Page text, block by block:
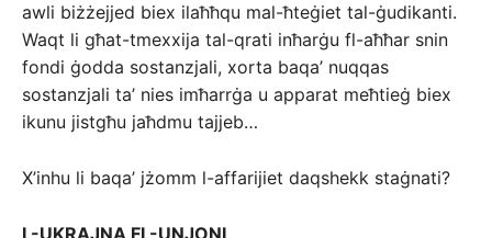
awli biżżejjed biex ilaħħqu mal-ħteġiet tal-ġudikanti.
Waqt li għat-tmexxija tal-qrati inħarġu fl-aħħar snin
fondi ġodda sostanzjali, xorta baqa’ nuqqas
sostanzjali ta’ nies imħarrġa u apparat meħtieġ biex
ikunu jistgħu jaħdmu tajjeb…
X’inhu li baqa’ jżomm l-affarijiet daqshekk staġnati?